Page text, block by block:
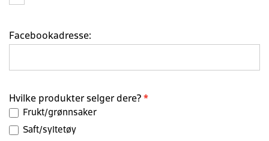
Facebookadresse:
Hvilke produkter selger dere? *
Frukt/grønnsaker
Saft/syltetøy